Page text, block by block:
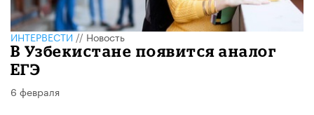
ИНТЕРВЕСТИ//Новость
В Узбекистане появится аналог
ЕГЭ
6 февраля